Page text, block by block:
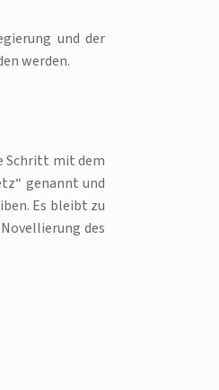
und der
werden.
Schritt mit dem
genannt und
Es bleibt zu
des